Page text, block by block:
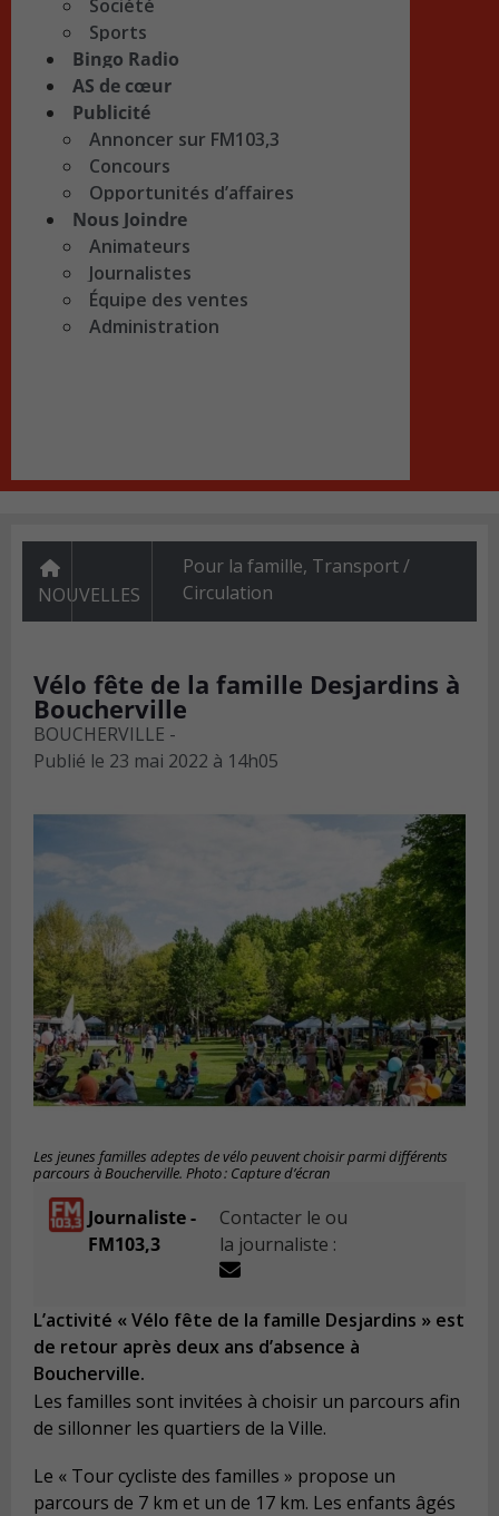
Société
Sports
Bingo Radio
AS de cœur
Publicité
Annoncer sur FM103,3
Concours
Opportunités d’affaires
Nous Joindre
Animateurs
Journalistes
Équipe des ventes
Administration
NOUVELLES
Pour la famille, Transport /
Circulation
Vélo fête de la famille Desjardins à
Boucherville
BOUCHERVILLE -
Publié le 23 mai 2022 à 14h05
Les jeunes familles adeptes de vélo peuvent choisir parmi différents
parcours à Boucherville. Photo : Capture d’écran
Journaliste -
FM103,3
Contacter le ou
la journaliste :
L’activité « Vélo fête de la famille Desjardins » est
de retour après deux ans d’absence à
Boucherville.
Les familles sont invitées à choisir un parcours afin
de sillonner les quartiers de la Ville.
Le « Tour cycliste des familles » propose un
parcours de 7 km et un de 17 km. Les enfants âgés